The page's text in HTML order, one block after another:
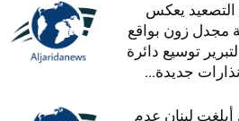
التصعيد يعكس
مجدل زون بواقع
توسيع دائرة
جديدة...
لبنان عدم